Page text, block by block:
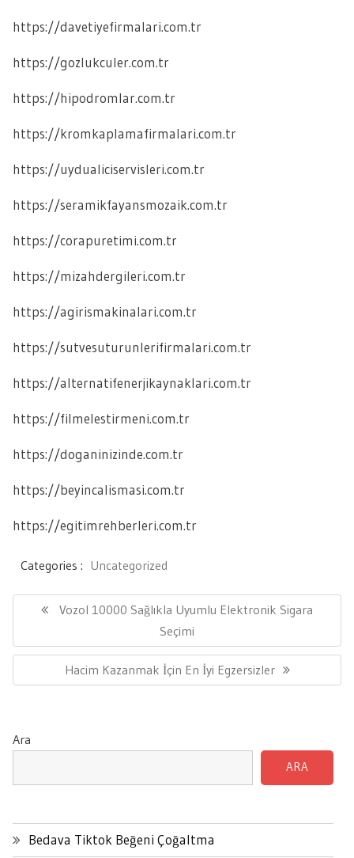
https://davetiyefirmalari.com.tr
https://gozlukculer.com.tr
https://hipodromlar.com.tr
https://kromkaplamafirmalari.com.tr
https://uydualiciservisleri.com.tr
https://seramikfayansmozaik.com.tr
https://corapuretimi.com.tr
https://mizahdergileri.com.tr
https://agirismakinalari.com.tr
https://sutvesuturunlerifirmalari.com.tr
https://alternatifenerjikaynaklari.com.tr
https://filmelestirmeni.com.tr
https://doganinizinde.com.tr
https://beyincalismasi.com.tr
https://egitimrehberleri.com.tr
Categories : Uncategorized
gezinmesiPrevious
Vozol 10000 Sağlıkla Uyumlu Elektronik Sigara
Seçimi
Next
Post:
Hacim Kazanmak İçin En İyi Egzersizler
Ara
ARA
Bedava Tiktok Beğeni Çoğaltma